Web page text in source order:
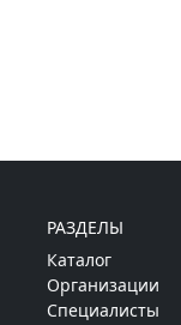
РАЗДЕЛЫ
Каталог
Организации
Специалисты